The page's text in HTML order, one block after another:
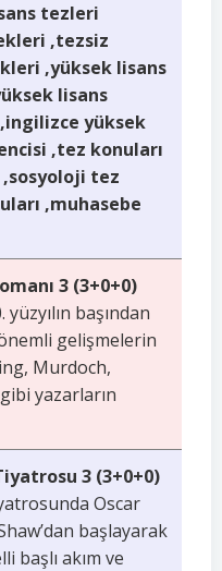
tezleri
,tezsiz
,yüksek lisans
lisans
yüksek
,tez konuları
tez
,muhasebe
3 (3+0+0)
yüzyılın başından
gelişmelerin
Murdoch,
yazarların
3 (3+0+0)
Oscar
başlayarak
başlı akım ve